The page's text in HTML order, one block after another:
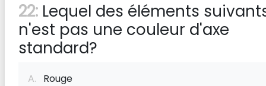
22: Lequel des éléments
n'est pas une couleur d'axe
standard?
A. Rouge